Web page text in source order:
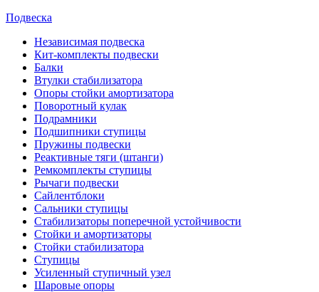
Подвеска
Независимая подвеска
Кит-комплекты подвески
Балки
Втулки стабилизатора
Опоры стойки амортизатора
Поворотный кулак
Подрамники
Подшипники ступицы
Пружины подвески
Реактивные тяги (штанги)
Ремкомплекты ступицы
Рычаги подвески
Сайлентблоки
Сальники ступицы
Стабилизаторы поперечной устойчивости
Стойки и амортизаторы
Стойки стабилизатора
Ступицы
Усиленный ступичный узел
Шаровые опоры